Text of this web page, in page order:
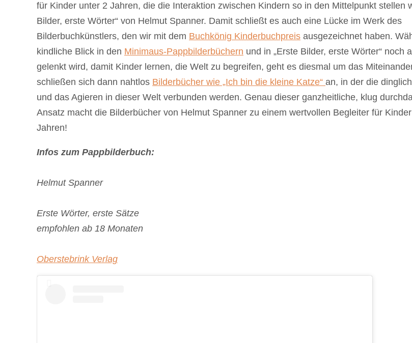
für Kinder unter 2 Jahren, die die Interaktion zwischen Kindern so in den Mittelpunkt stellen
Bilder, erste Wörter“ von Helmut Spanner. Damit schließt es auch eine Lücke im Werk des
Bilderbuchkünstlers, den wir mit dem Buchkönig Kinderbuchpreis ausgezeichnet haben.
kindliche Blick in den Minimaus-Pappbilderbüchern und in „Erste Bilder, erste Wörter“ noch
gelenkt wird, damit Kinder lernen, die Welt zu begreifen, geht es diesmal um das
schließen sich dann nahtlos Bilderbücher wie „Ich bin die kleine Katze“ an, in der die
und das Agieren in dieser Welt verbunden werden. Genau dieser ganzheitliche, klug
Ansatz macht die Bilderbücher von Helmut Spanner zu einem wertvollen Begleiter für
Jahren!
Infos zum Pappbilderbuch:
Helmut Spanner
Erste Wörter, erste Sätze
empfohlen ab 18 Monaten
Oberstebrink Verlag